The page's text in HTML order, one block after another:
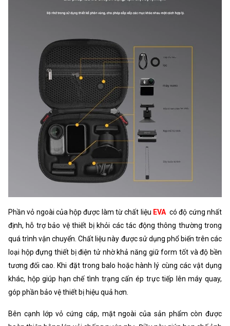
Phần vỏ ngoài của hộp được làm từ chất liệu EVA có độ cứng nhất
định, hỗ trợ bảo vệ thiết bị khỏi các tác động thông thường trong
quá trình vận chuyển. Chất liệu này được sử dụng phổ biến trên các
loại hộp đựng thiết bị điện tử nhờ khả năng giữ form tốt và độ bền
tương đối cao. Khi đặt trong balo hoặc hành lý cùng các vật dụng
khác, hộp giúp hạn chế tình trạng cấn ép trực tiếp lên máy quay,
góp phần bảo vệ thiết bị hiệu quả hơn.
Bên cạnh lớp vỏ cứng cáp, mặt ngoài của sản phẩm còn được